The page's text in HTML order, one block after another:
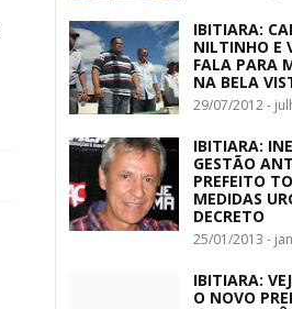
IBITIARA:
NILTINHO E
FALA PARA
NA BELA
29/07/2012 -
IBITIARA:
GESTÃO
PREFEITO
MEDIDAS
DECRETO
25/01/2013 -
IBITIARA:
O NOVO